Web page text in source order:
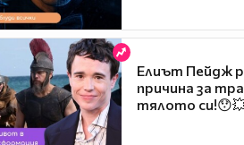
Елиът Пейдж
причина за
тялото